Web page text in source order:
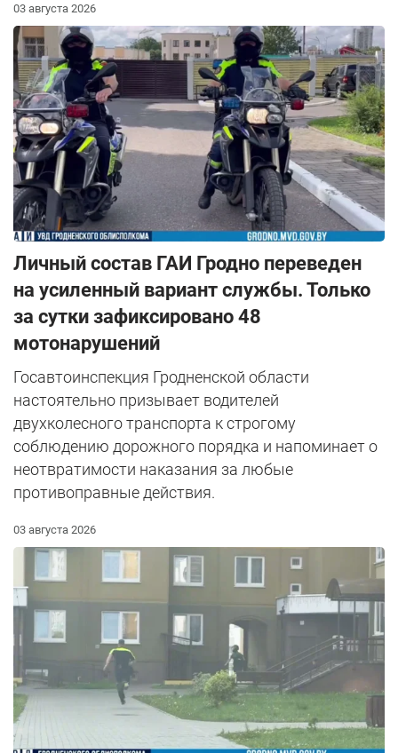
03 августа 2026
Личный состав ГАИ Гродно переведен
на усиленный вариант службы. Только
за сутки зафиксировано 48
мотонарушений
Госавтоинспекция Гродненской области
настоятельно призывает водителей
двухколесного транспорта к строгому
соблюдению дорожного порядка и напоминает о
неотвратимости наказания за любые
противоправные действия.
03 августа 2026